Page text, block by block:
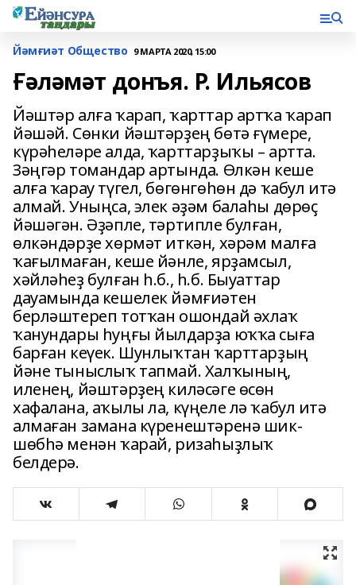
Йәмғиәт Общество 9 МАРТА 2020, 15:00
Ғәләмәт донъя. Р. Ильясов
Йәштәр алға ҡарап, ҡарттар артҡа ҡарап
йәшәй. Сөнки йәштәрҙең бөтә ғүмере,
күрәһеләре алда, ҡарттарҙыҡы – артта.
Зәңгәр томандар артында. Өлкән кеше
алға ҡарау түгел, бөгөнгөһөн дә ҡабул итә
алмай. Уныңса, элек әҙәм балаһы дөрөҫ
йәшәгән. Әҙәпле, тәртипле булған,
өлкәндәрҙе хөрмәт иткән, хәрәм малға
ҡағылмаған, кеше йәнле, ярҙамсыл,
хәйләһеҙ булған һ.б., һ.б. Быуаттар
дауамында кешелек йәмғиәтен
берләштереп тотҡан ошондай әхлаҡ
ҡанундары һуңғы йылдарҙа юҡҡа сыға
барған кеүек. Шунлыҡтан ҡарттарҙың
йәне тыныслыҡ тапмай. Халҡының,
иленең, йәштәрҙең киләсәге өсөн
хафалана, аҡылы ла, күңеле лә ҡабул итә
алмаған замана күренештәренә шик-
шөбһә менән ҡарай, ризаһыҙлыҡ
белдерә.